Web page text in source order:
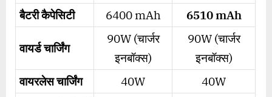
बैटरी कैपेसिटी
6400 mAh 6510 mAh
वायर्ड चार्जिंग
90W (चार्जर
इनबॉक्स)
90W (चार्जर
इनबॉक्स)
वायरलेस चार्जिंग
40W
40W